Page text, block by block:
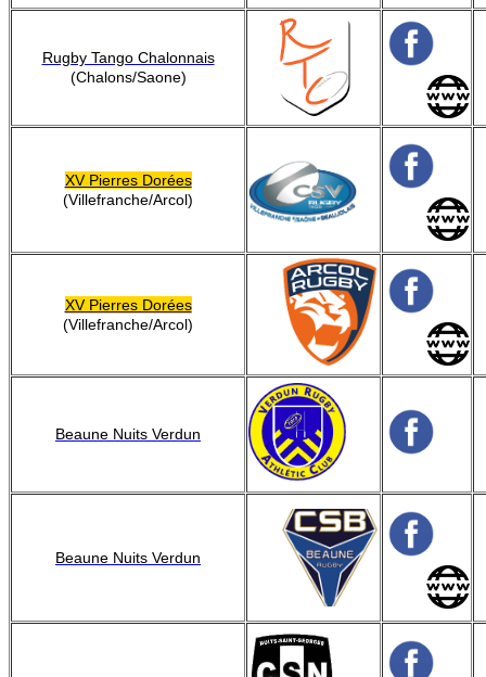
Rugby Tango Chalonnais
(Chalons/Saone)
XV Pierres Dorées
(Villefranche/Arcol)
XV Pierres Dorées
(Villefranche/Arcol)
Beaune Nuits Verdun
Beaune Nuits Verdun